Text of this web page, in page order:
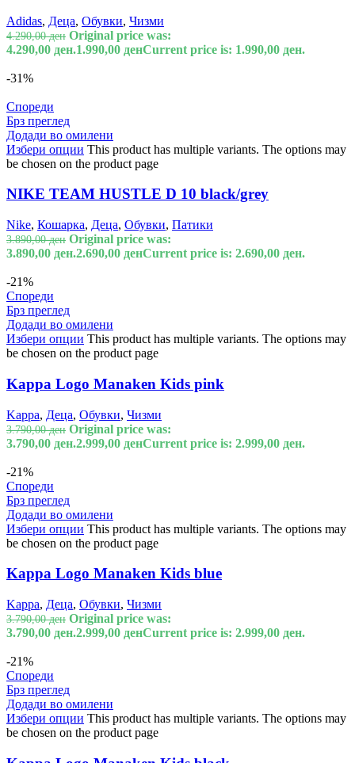
Adidas, Деца, Обувки, Чизми
4.290,00ден Original price was:
4.290,00 ден.1.990,00 денCurrent price is: 1.990,00 ден.
-31%
Спореди
Брз преглед
Додади во омилени
Избери опции This product has multiple variants. The options may
be chosen on the product page
NIKE TEAM HUSTLE D 10 black/grey
Nike, Кошарка, Деца, Обувки, Патики
3.890,00ден Original price was:
3.890,00 ден.2.690,00 денCurrent price is: 2.690,00 ден.
-21%
Спореди
Брз преглед
Додади во омилени
Избери опции This product has multiple variants. The options may
be chosen on the product page
Kappa Logo Manaken Kids pink
Kappa, Деца, Обувки, Чизми
3.790,00ден Original price was:
3.790,00 ден.2.999,00 денCurrent price is: 2.999,00 ден.
-21%
Спореди
Брз преглед
Додади во омилени
Избери опции This product has multiple variants. The options may
be chosen on the product page
Kappa Logo Manaken Kids blue
Kappa, Деца, Обувки, Чизми
3.790,00ден Original price was:
3.790,00 ден.2.999,00 денCurrent price is: 2.999,00 ден.
-21%
Спореди
Брз преглед
Додади во омилени
Избери опции This product has multiple variants. The options may
be chosen on the product page